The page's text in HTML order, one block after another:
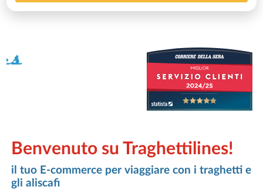
Benvenuto su Traghettilines!
il tuo E-commerce per viaggiare con i traghetti e
gli aliscafi